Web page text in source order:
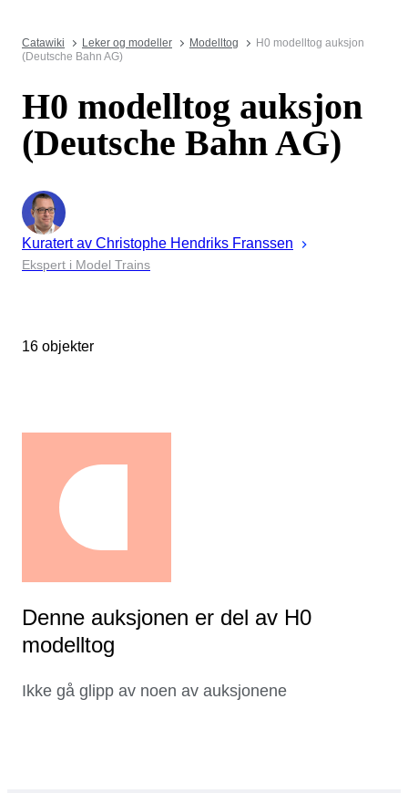
Catawiki Leker og modeller Modelltog
H0 modelltog auksjon
(Deutsche Bahn AG)
H0 modelltog auksjon
(Deutsche Bahn AG)
Kuratert av Christophe Hendriks Franssen
Ekspert i Model Trains
16 objekter
Denne auksjonen er del av H0
modelltog
Ikke gå glipp av noen av auksjonene